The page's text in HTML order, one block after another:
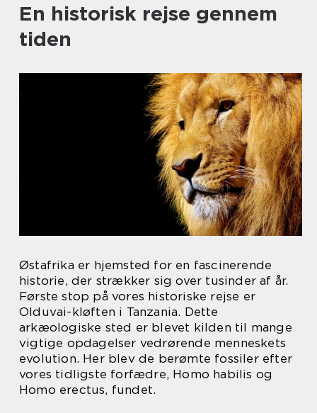
En historisk rejse gennem
tiden
Østafrika er hjemsted for en fascinerende
historie, der strækker sig over tusinder af år.
Første stop på vores historiske rejse er
Olduvai-kløften i Tanzania. Dette
arkæologiske sted er blevet kilden til mange
vigtige opdagelser vedrørende menneskets
evolution. Her blev de berømte fossiler efter
vores tidligste forfædre, Homo habilis og
Homo erectus, fundet.